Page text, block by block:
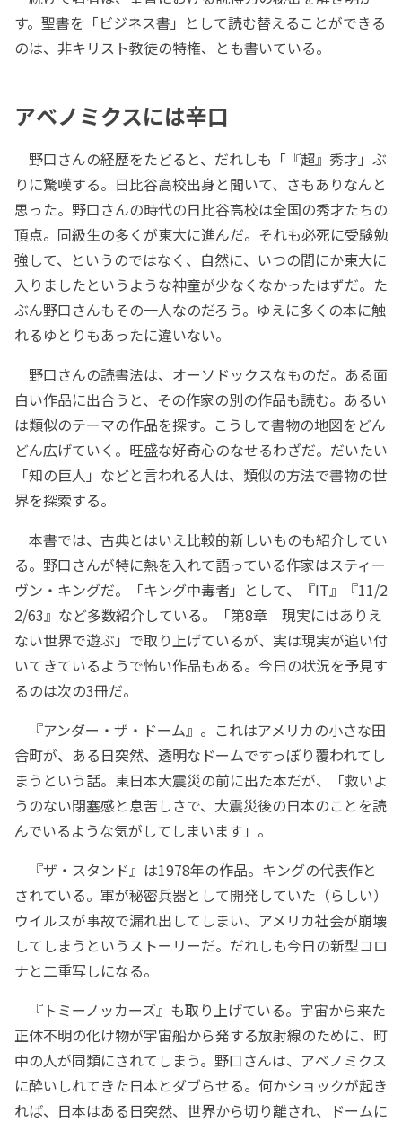
す。聖書を「ビジネス書」として読む替えることができる
のは、非キリスト教徒の特権、とも書いている。
アベノミクスには辛口
野口さんの経歴をたどると、だれしも「『超』秀才」ぶ
りに驚嘆する。日比谷高校出身と聞いて、さもありなんと
思った。野口さんの時代の日比谷高校は全国の秀才たちの
頂点。同級生の多くが東大に進んだ。それも必死に受験勉
強して、というのではなく、自然に、いつの間にか東大に
入りましたというような神童が少なくなかったはずだ。た
ぶん野口さんもその一人なのだろう。ゆえに多くの本に触
れるゆとりもあったに違いない。
野口さんの読書法は、オーソドックスなものだ。ある面
白い作品に出合うと、その作家の別の作品も読む。あるい
は類似のテーマの作品を探す。こうして書物の地図をどん
どん広げていく。旺盛な好奇心のなせるわざだ。だいたい
「知の巨人」などと言われる人は、類似の方法で書物の世
界を探索する。
本書では、古典とはいえ比較的新しいものも紹介してい
る。野口さんが特に熱を入れて語っている作家はスティー
ヴン・キングだ。「キング中毒者」として、『IT』『11/2
2/63』など多数紹介している。「第8章 現実にはありえ
ない世界で遊ぶ」で取り上げているが、実は現実が追い付
いてきているようで怖い作品もある。今日の状況を予見す
るのは次の3冊だ。
『アンダー・ザ・ドーム』。これはアメリカの小さな田
舎町が、ある日突然、透明なドームですっぽり覆われてし
まうという話。東日本大震災の前に出た本だが、「救いよ
うのない閉塞感と息苦しさで、大震災後の日本のことを読
んでいるような気がしてしまいます」。
『ザ・スタンド』は1978年の作品。キングの代表作と
されている。軍が秘密兵器として開発していた（らしい）
ウイルスが事故で漏れ出してしまい、アメリカ社会が崩壊
してしまうというストーリーだ。だれしも今日の新型コロ
ナと二重写しになる。
『トミーノッカーズ』も取り上げている。宇宙から来た
正体不明の化け物が宇宙船から発する放射線のために、町
中の人が同類にされてしまう。野口さんは、アベノミクス
に酔いしれてきた日本とダブらせる。何かショックが起き
れば、日本はある日突然、世界から切り離され、ドームに